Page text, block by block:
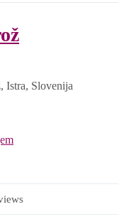
Istra, Slovenija